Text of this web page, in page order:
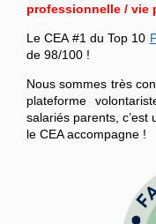
professionnelle / vie
Le CEA #1 du Top 10
de 98/100 !
Nous sommes très
plateforme
salariés parents,
le CEA accompagne !